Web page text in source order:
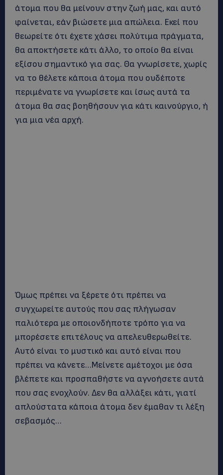
άτομα που θα μείνουν στην ζωή μας, και αυτό
φαίνεται, εάν βιώσετε μια απώλεια. Εκεί που
θεωρείτε ότι έχετε χάσει πολύτιμα πράγματα,
θα αποκτήσετε κάτι άλλο, το οποίο θα είναι
εξίσου σημαντικό για σας. Θα γνωρίσετε, χωρίς
να το θέλετε κάποια άτομα που ουδέποτε
περιμένατε να γνωρίσετε και ίσως αυτά τα
άτομα θα σας βοηθήσουν για κάτι καινούργιο, ή
για μια νέα αρχή.
Όμως πρέπει να ξέρετε ότι πρέπει να
συγχωρείτε αυτούς που σας πλήγωσαν
παλιότερα με οποιονδήποτε τρόπο για να
μπορέσετε επιτέλους να απελευθερωθείτε.
Αυτό είναι το μυστικό και αυτό είναι που
πρέπει να κάνετε…Μείνετε αμέτοχοι με όσα
βλέπετε και προσπαθήστε να αγνοήσετε αυτά
που σας ενοχλούν. Δεν θα αλλάξει κάτι, γιατί
απλούστατα κάποια άτομα δεν έμαθαν τι λέξη
σεβασμός…